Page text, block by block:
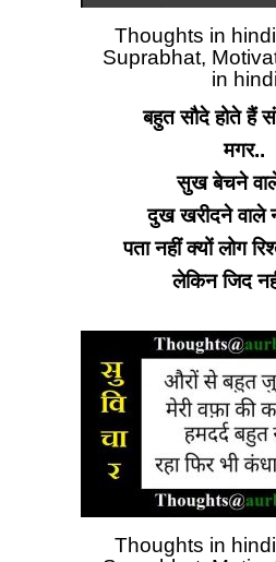
Thoughts in
Suprabhat,
in hindi
बहुत सौदे होते हैं
मगर..
सुख बेचने
दुख खरीदने वाले
पता नहीं क्यों लोग
लेकिन जिद
Thoughts in